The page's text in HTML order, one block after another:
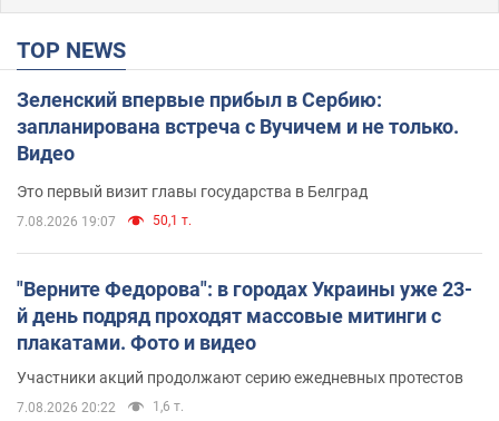
TOP NEWS
Зеленский впервые прибыл в Сербию:
запланирована встреча с Вучичем и не только.
Видео
Это первый визит главы государства в Белград
7.08.2026 19:07 50,1 т.
"Верните Федорова": в городах Украины уже 23-
й день подряд проходят массовые митинги с
плакатами. Фото и видео
Участники акций продолжают серию ежедневных протестов
7.08.2026 20:22 1,6 т.